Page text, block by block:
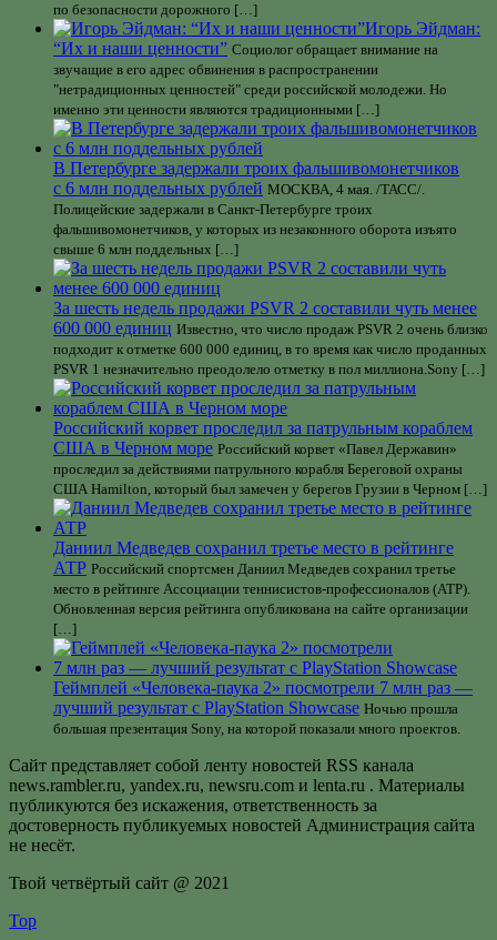
по безопасности дорожного […]
Игорь Эйдман:
“Их и наши ценности” Социолог обращает внимание на
звучащие в его адрес обвинения в распространении
"нетрадиционных ценностей" среди российской молодежи. Но
именно эти ценности являются традиционными […]
В Петербурге задержали троих фальшивомонетчиков
с 6 млн поддельных рублей МОСКВА, 4 мая. /ТАСС/.
Полицейские задержали в Санкт-Петербурге троих
фальшивомонетчиков, у которых из незаконного оборота изъято
свыше 6 млн поддельных […]
За шесть недель продажи PSVR 2 составили чуть менее
600 000 единиц Известно, что число продаж PSVR 2 очень близко
подходит к отметке 600 000 единиц, в то время как число проданных
PSVR 1 незначительно преодолело отметку в пол миллиона.Sony […]
Российский корвет проследил за патрульным кораблем
США в Черном море Российский корвет «Павел Державин»
проследил за действиями патрульного корабля Береговой охраны
США Hamilton, который был замечен у берегов Грузии в Черном […]
Даниил Медведев сохранил третье место в рейтинге
АТР Российский спортсмен Даниил Медведев сохранил третье
место в рейтинге Ассоциации теннисистов-профессионалов (АТР).
Обновленная версия рейтинга опубликована на сайте организации
[…]
Геймплей «Человека-паука 2» посмотрели 7 млн раз —
лучший результат с PlayStation Showcase Ночью прошла
большая презентация Sony, на которой показали много проектов.
Сайт представляет собой ленту новостей RSS канала
news.rambler.ru, yandex.ru, newsru.com и lenta.ru . Материалы
публикуются без искажения, ответственность за
достоверность публикуемых новостей Администрация сайта
не несёт.
Твой четвёртый сайт @ 2021
Top